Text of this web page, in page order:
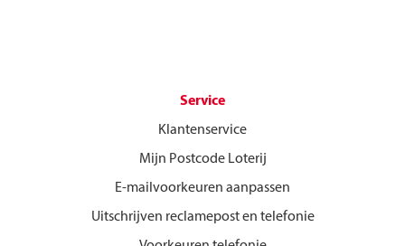
Service
Klantenservice
Mijn Postcode Loterij
E-mailvoorkeuren aanpassen
Uitschrijven reclamepost en telefonie